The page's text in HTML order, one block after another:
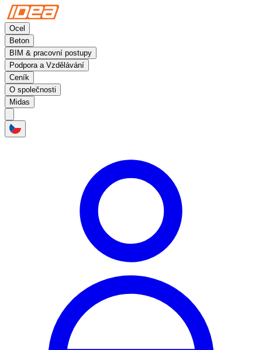
Ocel
Beton
BIM & pracovní postupy
Podpora a Vzdělávání
Ceník
O společnosti
Midas